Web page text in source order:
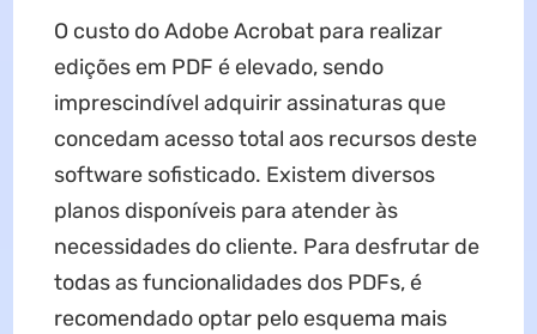
O custo do Adobe Acrobat para realizar
edições em PDF é elevado, sendo
imprescindível adquirir assinaturas que
concedam acesso total aos recursos deste
software sofisticado. Existem diversos
planos disponíveis para atender às
necessidades do cliente. Para desfrutar de
todas as funcionalidades dos PDFs, é
recomendado optar pelo esquema mais